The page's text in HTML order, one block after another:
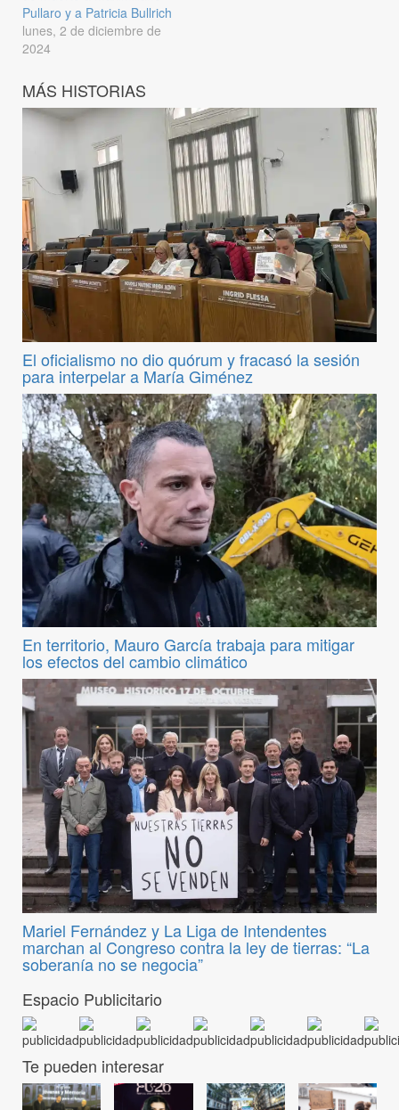
Pullaro y a Patricia Bullrich
lunes, 2 de diciembre de
2024
MÁS HISTORIAS
El oficialismo no dio quórum y fracasó la sesión
para interpelar a María Giménez
En territorio, Mauro García trabaja para mitigar
los efectos del cambio climático
Mariel Fernández y La Liga de Intendentes
marchan al Congreso contra la ley de tierras: “La
soberanía no se negocia”
Espacio Publicitario
Te pueden interesar